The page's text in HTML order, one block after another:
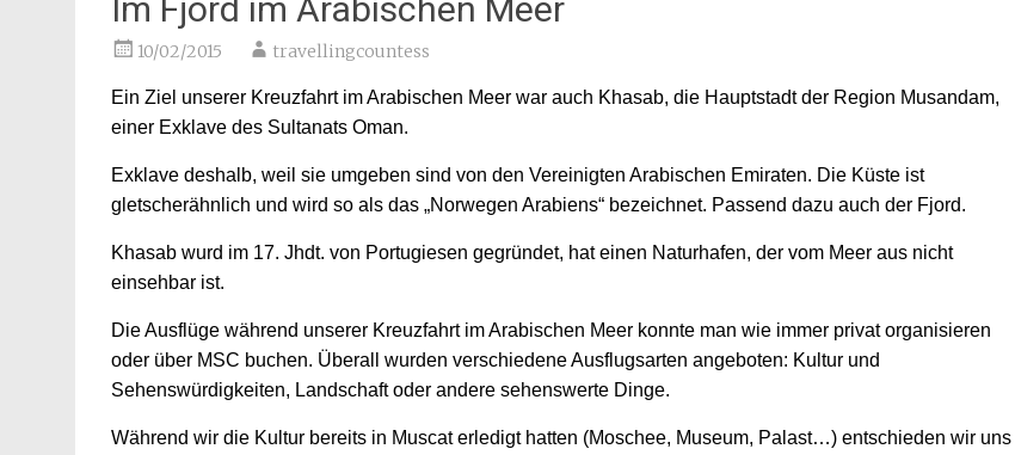
Im Fjord im Arabischen Meer
10/02/2015 travellingcountess
Ein Ziel unserer Kreuzfahrt im Arabischen Meer war auch Khasab, die Hauptstadt der Region Musandam,
einer Exklave des Sultanats Oman.
Exklave deshalb, weil sie umgeben sind von den Vereinigten Arabischen Emiraten. Die Küste ist
gletscherähnlich und wird so als das „Norwegen Arabiens“ bezeichnet. Passend dazu auch der Fjord.
Khasab wurd im 17. Jhdt. von Portugiesen gegründet, hat einen Naturhafen, der vom Meer aus nicht
einsehbar ist.
Die Ausflüge während unserer Kreuzfahrt im Arabischen Meer konnte man wie immer privat organisieren
oder über MSC buchen. Überall wurden verschiedene Ausflugsarten angeboten: Kultur und
Sehenswürdigkeiten, Landschaft oder andere sehenswerte Dinge.
Während wir die Kultur bereits in Muscat erledigt hatten (Moschee, Museum, Palast…) entschieden wir uns